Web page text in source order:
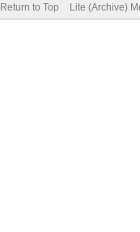
Return to Top Lite (Archive)